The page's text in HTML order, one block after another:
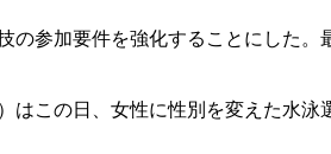
参加要件を強化することにした
この日、女性に性別を変えた水